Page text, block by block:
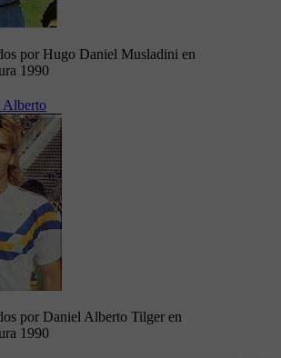
por Hugo Daniel Musladini en
1990
Alberto
por Daniel Alberto Tilger en
1990